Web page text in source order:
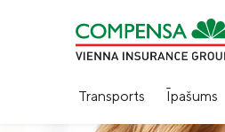
Transports Īpašums